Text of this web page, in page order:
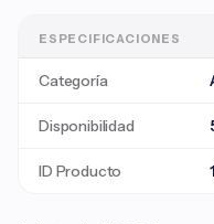
ESPECIFICACIONES
Categoría
Disponibilidad
ID Producto